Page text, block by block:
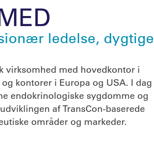
ledelse, dygtige
virksomhed med hovedkontor i
kontorer i Europa og USA. I dag
endokrinologiske sygdomme og
af TransCon-baserede
områder og markeder.